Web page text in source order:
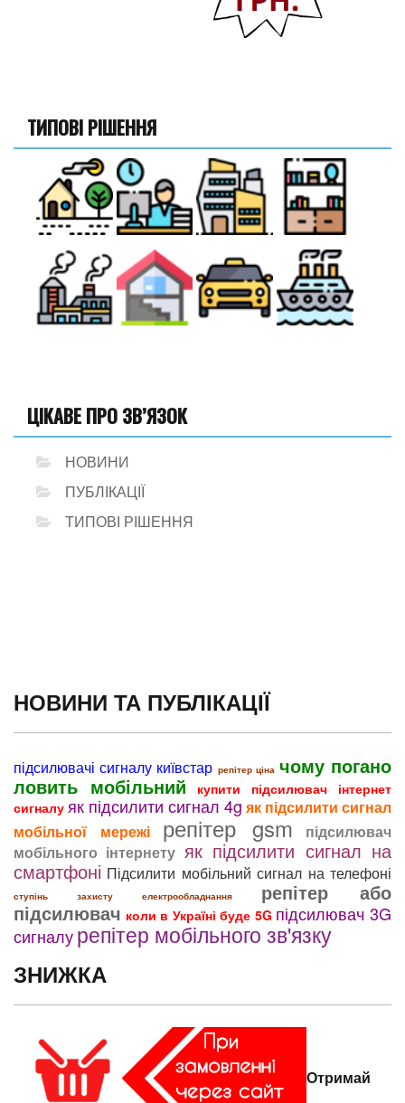
ТИПОВІ РІШЕННЯ
ЦІКАВЕ ПРО ЗВ’ЯЗОК
НОВИНИ
ПУБЛІКАЦІЇ
ТИПОВІ РІШЕННЯ
НОВИНИ ТА ПУБЛІКАЦІЇ
підсилювачі сигналу київстар репітер ціна чому погано
ловить мобільний
купити підсилювач інтернет
сигналу як підсилити сигнал 4g як підсилити сигнал
мобільної мережі
репітер gsm
підсилювач
мобільного інтернету як підсилити сигнал на
смартфоні Підсилити мобільний сигнал на телефоні
ступінь захисту електрообладнання репітер або
підсилювач коли в Україні буде 5G підсилювач 3G
сигналурепітер мобільного зв'язку
ЗНИЖКА
Отримай